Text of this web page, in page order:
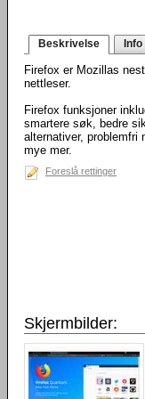
Beskrivelse Info
Firefox er Mozillas
nettleser.
Firefox funksjoner
smartere søk, bedre
alternativer, problemfri
mye mer.
Foreslå rettinger
Skjermbilder: